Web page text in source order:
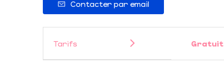
Contacter par email
Tarifs Gratuit